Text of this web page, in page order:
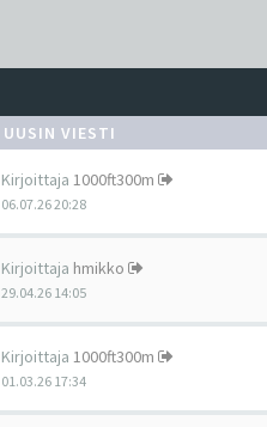
UUSIN VIESTI
Kirjoittaja 1000ft300m
06.07.26 20:28
Kirjoittaja hmikko
29.04.26 14:05
Kirjoittaja 1000ft300m
01.03.26 17:34